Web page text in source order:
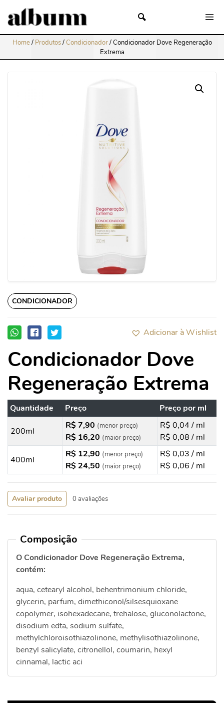
Home/ Produtos/Condicionador/Condicionador Dove Regeneração
Extrema
CONDICIONADOR
Adicionar à Wishlist
Condicionador Dove
Regeneração Extrema
Quantidade Preço Preço por ml
200ml
R$ 7,90 (menor preço)
R$ 16,20 (maior preço)
R$ 0,04 / ml
R$ 0,08 / ml
400ml
R$ 12,90 (menor preço)
R$ 24,50 (maior preço)
R$ 0,03 / ml
R$ 0,06 / ml
Avaliar produto 0 avaliações
Composição
O Condicionador Dove Regeneração Extrema,
contém:
aqua, cetearyl alcohol, behentrimonium chloride,
glycerin, parfum, dimethiconol/silsesquioxane
copolymer, isohexadecane, trehalose, gluconolactone,
disodium edta, sodium sulfate,
methylchloroisothiazolinone, methylisothiazolinone,
benzyl salicylate, citronellol, coumarin, hexyl
cinnamal, lactic aci